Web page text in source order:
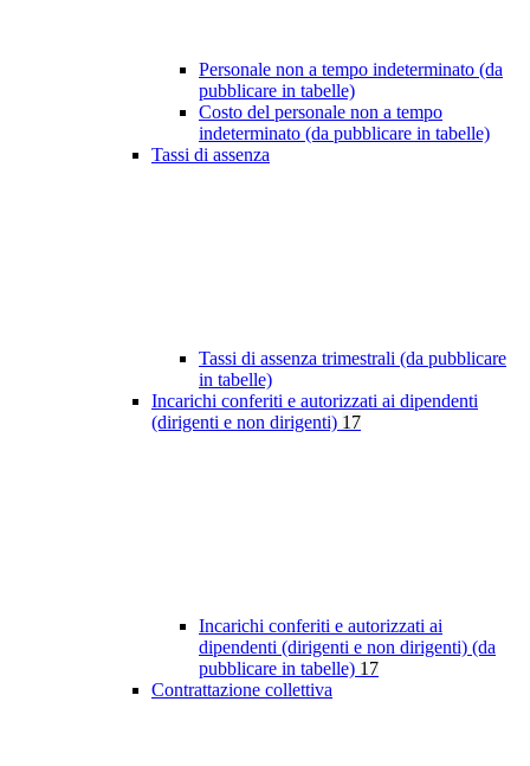
Personale non a tempo indeterminato (da
pubblicare in tabelle)
Costo del personale non a tempo
indeterminato (da pubblicare in tabelle)
Tassi di assenza
Tassi di assenza trimestrali (da pubblicare
in tabelle)
Incarichi conferiti e autorizzati ai dipendenti
(dirigenti e non dirigenti) 17
Incarichi conferiti e autorizzati ai
dipendenti (dirigenti e non dirigenti) (da
pubblicare in tabelle) 17
Contrattazione collettiva